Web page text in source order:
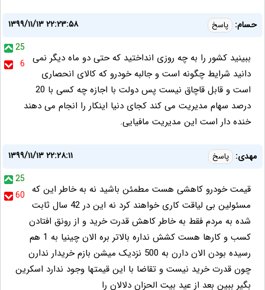
حسام: پاسخ
۱۳۹۹/۱۱/۱۳ ۲۲:۲۳:۵۸
25
6
ببینید کشور را به چه روزی انداختید که حتی دو ماه دیگر نمی
دانید شرایط چگونه است و جالبه خودرو که کالای انحصاری
است و قابل قاچاق نیست پس دولت با اجازه چه کسی با 20
درصد سهام مدیریت می کند کجای دنیا اینکار را انجام می دهند
خنده دار است این مدیریت مافیایی.
مهدی: پاسخ
۱۳۹۹/۱۱/۱۳ ۲۲:۲۸:۱۱
25
60 قیمت خودرو کاهشی هست مطمئن باشید نه به خاطر این که
مسئولین بی لیاقت کاری خواهند کرد نه این در 42 سال ثابت
شده به مردم فقط به خاطر کاهش قدرت خرید و از رونق افتادن
کسب و کارها هست کشش نداره بالاتر بره الان چینیا به 1 هم
رسیده بودن الان دارن به 500 نزدیک میشن بازم خریدار ندارن
چون قدرت خرید نیست و تقاضا با این قیمتها وجود ندارد اسکرین
بگیر ببین بعد از عید بیت الحزان دلالان را